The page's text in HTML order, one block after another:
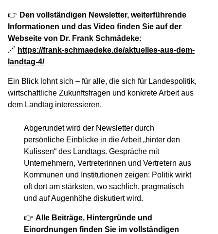
👉 Den vollständigen Newsletter, weiterführende
Informationen und das Video finden Sie auf der
Webseite von Dr. Frank Schmädeke:
🔗 https://frank-schmaedeke.de/aktuelles-aus-dem-
landtag-4/
Ein Blick lohnt sich – für alle, die sich für Landespolitik,
wirtschaftliche Zukunftsfragen und konkrete Arbeit aus
dem Landtag interessieren.
Abgerundet wird der Newsletter durch
persönliche Einblicke in die Arbeit „hinter den
Kulissen“ des Landtags. Gespräche mit
Unternehmern, Vertreterinnen und Vertretern aus
Kommunen und Institutionen zeigen: Politik wirkt
oft dort am stärksten, wo sachlich, pragmatisch
und auf Augenhöhe diskutiert wird.
👉Alle Beiträge, Hintergründe und
Einordnungen finden Sie im vollständigen